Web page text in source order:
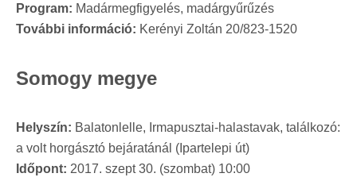
Program: Madármegfigyelés, madárgyűrűzés
További információ: Kerényi Zoltán 20/823-1520
Somogy megye
Helyszín: Balatonlelle, Irmapusztai-halastavak, találkozó:
a volt horgásztó bejáratánál (Ipartelepi út)
Időpont: 2017. szept 30. (szombat) 10:00